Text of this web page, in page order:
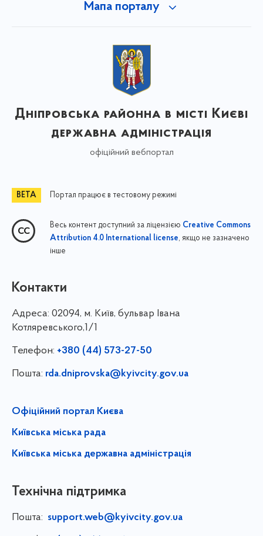
Мапа порталу
Дніпровська районна в місті Києві
державна адміністрація
офіційний вебпортал
Портал працює в тестовому режимі
Весь контент доступний за ліцензією Creative Commons
Attribution 4.0 International license, якщо не зазначено
інше
Контакти
Адреса: 02094, м. Київ, бульвар Івана
Котляревського,1/1
Телефон: +380 (44) 573-27-50
Пошта: rda.dniprovska@kyivcity.gov.ua
Офіційний портал Києва
Київська міська рада
Київська міська державна адміністрація
Технічна підтримка
Пошта: support.web@kyivcity.gov.ua